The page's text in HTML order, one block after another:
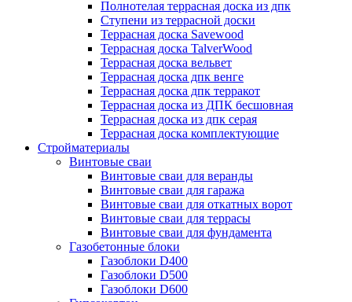
Полнотелая террасная доска из дпк
Ступени из террасной доски
Террасная доска Savewood
Террасная доска TalverWood
Террасная доска вельвет
Террасная доска дпк венге
Террасная доска дпк терракот
Террасная доска из ДПК бесшовная
Террасная доска из дпк серая
Террасная доска комплектующие
Стройматериалы
Винтовые сваи
Винтовые сваи для веранды
Винтовые сваи для гаража
Винтовые сваи для откатных ворот
Винтовые сваи для террасы
Винтовые сваи для фундамента
Газобетонные блоки
Газоблоки D400
Газоблоки D500
Газоблоки D600